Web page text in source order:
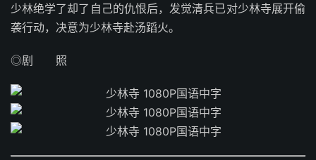
少林绝学了却了自己的仇恨后，发觉清兵已对少林寺展开偷
袭行动，决意为少林寺赴汤蹈火。
◎剧 照